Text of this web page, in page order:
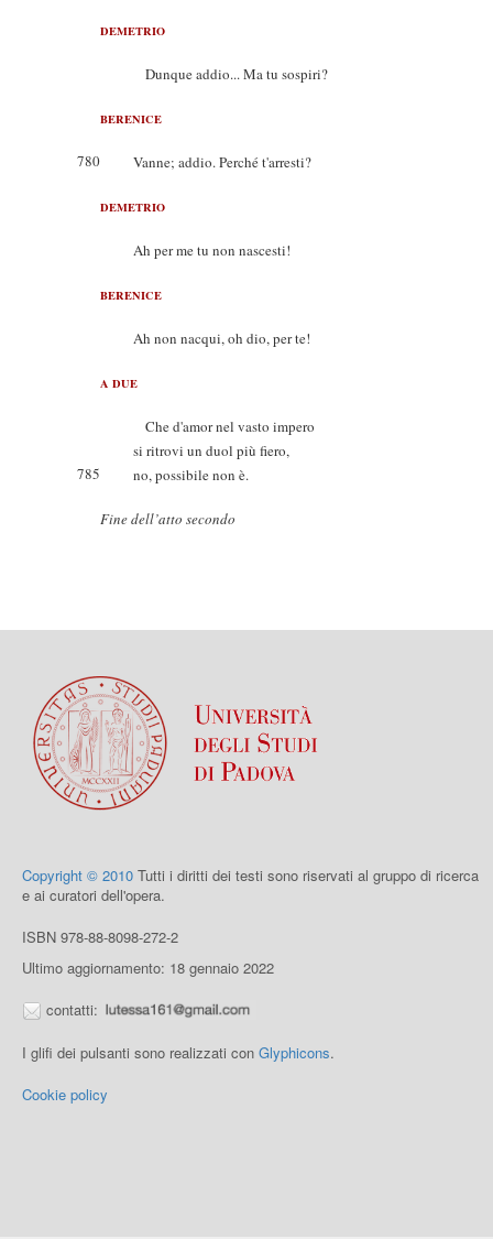
DEMETRIO
Dunque addio... Ma tu sospiri?
BERENICE
780 Vanne; addio. Perché t'arresti?
DEMETRIO
Ah per me tu non nascesti!
BERENICE
Ah non nacqui, oh dio, per te!
A DUE
Che d'amor nel vasto impero
si ritrovi un duol più fiero,
785
no, possibile non è.
Fine dell’atto secondo
Copyright © 2010 Tutti i diritti dei testi sono riservati al gruppo di ricerca
e ai curatori dell'opera.
ISBN 978-88-8098-272-2
Ultimo aggiornamento: 18 gennaio 2022
contatti:
I glifi dei pulsanti sono realizzati con Glyphicons.
Cookie policy